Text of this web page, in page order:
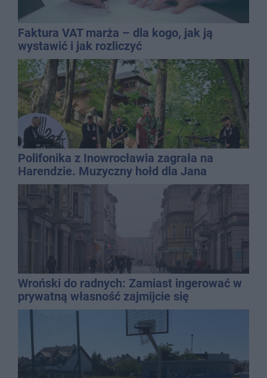
Faktura VAT marża – dla kogo, jak ją
wystawić i jak rozliczyć
Polifonika z Inowrocławia zagrała na
Harendzie. Muzyczny hołd dla Jana
Kasprowicza
Wroński do radnych: Zamiast ingerować w
prywatną własność zajmijcie się
gospodarką